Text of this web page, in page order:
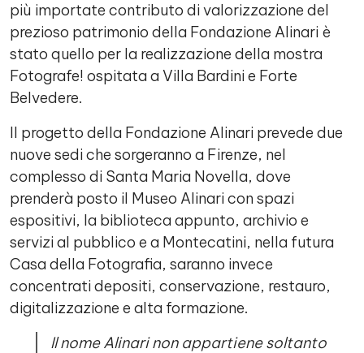
più importate contributo di valorizzazione del
prezioso patrimonio della Fondazione Alinari è
stato quello per la realizzazione della mostra
Fotografe! ospitata a Villa Bardini e Forte
Belvedere.
Il progetto della Fondazione Alinari prevede due
nuove sedi che sorgeranno a Firenze, nel
complesso di Santa Maria Novella, dove
prenderà posto il Museo Alinari con spazi
espositivi, la biblioteca appunto, archivio e
servizi al pubblico e a Montecatini, nella futura
Casa della Fotografia, saranno invece
concentrati depositi, conservazione, restauro,
digitalizzazione e alta formazione.
Il nome Alinari non appartiene soltanto